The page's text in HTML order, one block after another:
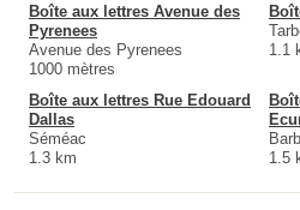
Boîte aux lettres Avenue des
Pyrenees
Avenue des Pyrenees
1000 mètres
1.1
Boîte aux lettres Rue Edouard
Dallas
Séméac
1.3 km
1.5